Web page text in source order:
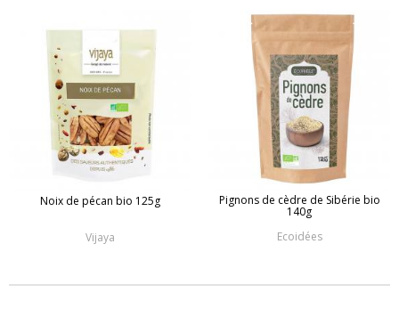
Noix de pécan bio 125g
Vijaya
Pignons de cèdre de Sibérie bio
140g
Ecoidées